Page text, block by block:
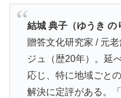
結城 典子（ゆうき の
贈答文化研究家 / 元
ジュ（歴20年）。延
応じ、特に地域ごと
解決に定評がある。